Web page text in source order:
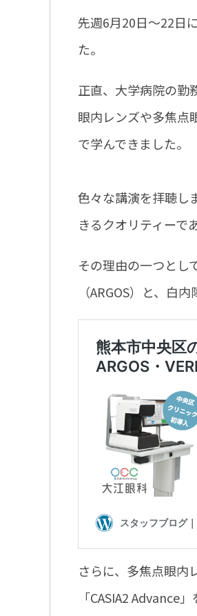
先週6月20日〜22日
た。
正直、大学病院の勤
眼内レンズや多焦点
で学んできました。
色々な講演を拝聴し
きるクオリティーで
その理由の一つとし
（ARGOS）と、白
さらに、多焦点眼内
「CASIA2 Advance